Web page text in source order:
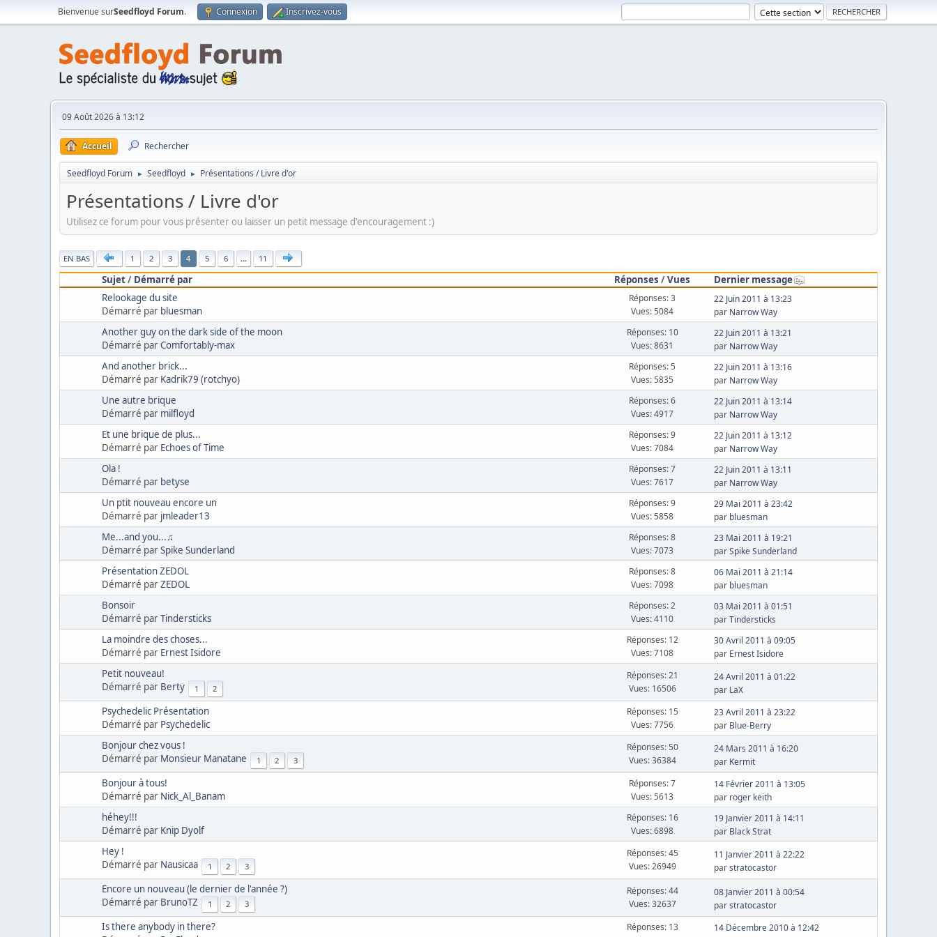
Bienvenue surSeedfloyd Forum. Connexion Inscrivez-vous
09 Août 2026 à 13:12
Accueil Rechercher
Seedfloyd Forum ► Seedfloyd ► Présentations / Livre d'or
Présentations / Livre d'or
Utilisez ce forum pour vous présenter ou laisser un petit message d'encouragement :)
|
EN BAS 1 2 3 4 5 6 ... 11
Sujet/ Démarré par Réponses /Vues
Dernier message
Relookage du site
Démarré par bluesman
Réponses: 3
Vues: 5084
22 Juin 2011 à 13:23
par Narrow Way
Another guy on the dark side of the moon
Démarré parComfortably-max
Réponses: 10
Vues: 8631
22 Juin 2011 à 13:21
par Narrow Way
And another brick...
Démarré par Kadrik79 (rotchyo)
Réponses: 5
Vues: 5835
22 Juin 2011 à 13:16
par Narrow Way
Une autre brique
Démarré par milfloyd
Réponses: 6
Vues: 4917
22 Juin 2011 à 13:14
par Narrow Way
Et une brique de plus...
Démarré par Echoes of Time
Réponses: 9
Vues: 7084
22 Juin 2011 à 13:12
par Narrow Way
Ola !
Démarré par betyse
Réponses: 7
Vues: 7617
22 Juin 2011 à 13:11
par Narrow Way
Un ptit nouveau encore un
Démarré par jmleader13
Réponses: 9
Vues: 5858
29 Mai 2011 à 23:42
par bluesman
Me...and you...♫
Démarré parSpike Sunderland
Réponses: 8
Vues: 7073
23 Mai 2011 à 19:21
parSpike Sunderland
Présentation ZEDOL
Démarré parZEDOL
Réponses: 8
Vues: 7098
06 Mai 2011 à 21:14
par bluesman
Bonsoir
Démarré parTindersticks
Réponses: 2
Vues: 4110
03 Mai 2011 à 01:51
parTindersticks
La moindre des choses...
Démarré par Ernest Isidore
Réponses: 12
Vues: 7108
30 Avril 2011 à 09:05
par Ernest Isidore
Petit nouveau!
Démarré par Berty 1 2
Réponses: 21
Vues: 16506
24 Avril 2011 à 01:22
par LaX
Psychedelic Présentation
Démarré par Psychedelic
Réponses: 15
Vues: 7756
23 Avril 2011 à 23:22
par Blue-Berry
Bonjour chez vous !
Démarré par Monsieur Manatane 1 2 3
Réponses: 50
Vues: 36384
24 Mars 2011 à 16:20
par Kermit
Bonjour à tous!
Démarré par Nick_Al_Banam
Réponses: 7
Vues: 5613
14 Février 2011 à 13:05
par roger keith
héhey!!!
Démarré par Knip Dyolf
Réponses: 16
Vues: 6898
19 Janvier 2011 à 14:11
par Black Strat
Hey !
Démarré par Nausicaa 1 2 3
Réponses: 45
Vues: 26949
11 Janvier 2011 à 22:22
parstratocastor
Encore un nouveau (le dernier de l'année ?)
Démarré par BrunoTZ 1 2 3
Réponses: 44
Vues: 32637
08 Janvier 2011 à 00:54
parstratocastor
Is there anybody in there?
Réponses: 13
14 Décembre 2010 à 12:42